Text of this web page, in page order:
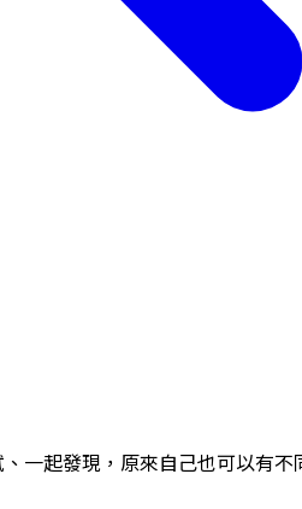
一起發現，原來自己也可以有不